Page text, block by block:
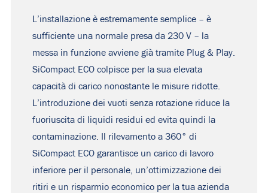
L’installazione è estremamente semplice – è
sufficiente una normale presa da 230 V – la
messa in funzione avviene già tramite Plug & Play.
SiCompact ECO colpisce per la sua elevata
capacità di carico nonostante le misure ridotte.
L’introduzione dei vuoti senza rotazione riduce la
fuoriuscita di liquidi residui ed evita quindi la
contaminazione. Il rilevamento a 360° di
SiCompact ECO garantisce un carico di lavoro
inferiore per il personale, un’ottimizzazione dei
ritiri e un risparmio economico per la tua azienda